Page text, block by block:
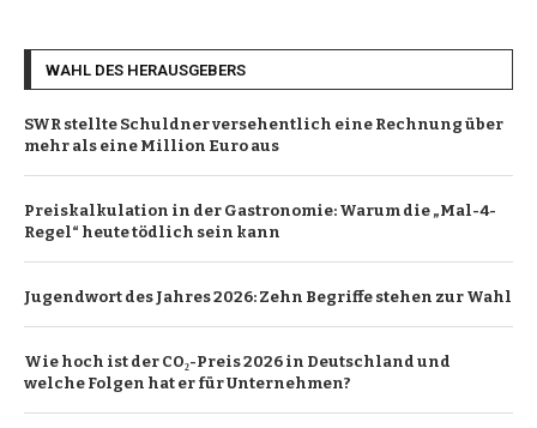
WAHL DES HERAUSGEBERS
SWR stellte Schuldner versehentlich eine Rechnung über
mehr als eine Million Euro aus
Preiskalkulation in der Gastronomie: Warum die „Mal-4-
Regel“ heute tödlich sein kann
Jugendwort des Jahres 2026: Zehn Begriffe stehen zur Wahl
Wie hoch ist der CO₂-Preis 2026 in Deutschland und
welche Folgen hat er für Unternehmen?